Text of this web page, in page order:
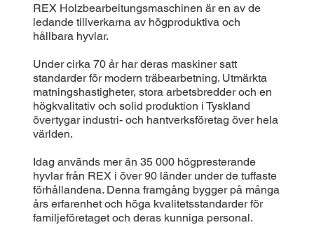
REX Holzbearbeitungsmaschinen är en av de
ledande tillverkarna av högproduktiva och
hållbara hyvlar.
Under cirka 70 år har deras maskiner satt
standarder för modern träbearbetning. Utmärkta
matningshastigheter, stora arbetsbredder och en
högkvalitativ och solid produktion i Tyskland
övertygar industri- och hantverksföretag över hela
världen.
Idag används mer än 35 000 högpresterande
hyvlar från REX i över 90 länder under de tuffaste
förhållandena. Denna framgång bygger på många
års erfarenhet och höga kvalitetsstandarder för
familjeföretaget och deras kunniga personal.